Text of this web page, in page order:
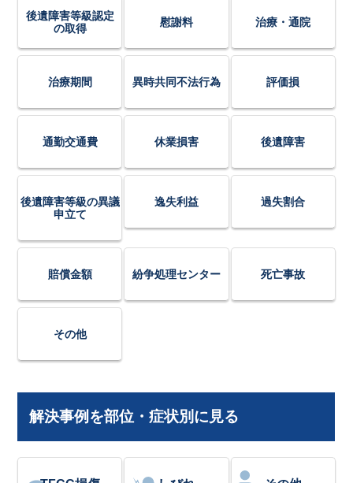
後遺障害等級認定
の取得
慰謝料 治療・通院
治療期間 異時共同不法行為 評価損
通勤交通費 休業損害 後遺障害
後遺障害等級の異議
申立て
逸失利益 過失割合
賠償金額 紛争処理センター 死亡事故
その他
解決事例を部位・症状別に見る